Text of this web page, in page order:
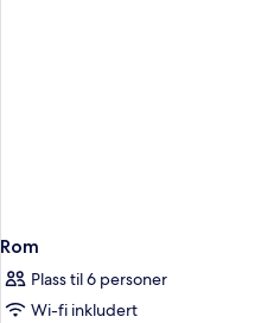
Rom
Plass til 6 personer
Wi-fi inkludert